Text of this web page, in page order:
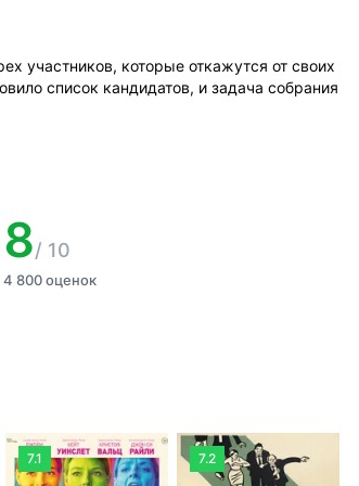
участников, которые откажутся от своих
список кандидатов, и задача собрания
8/ 10
4 800 оценок
7.1 7.2